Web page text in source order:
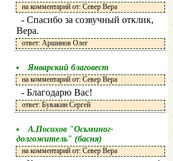
на комментарий от: Север Вера
- Спасибо за созвучный отклик,
Вера.
ответ: Аршинов Олег
Январский благовест
на комментарий от: Север Вера
- Благодарю Вас!
ответ: Бувакин Сергей
А.Посохов "Осьминог-
долгожитель" (басня)
на комментарий от: Север Вера